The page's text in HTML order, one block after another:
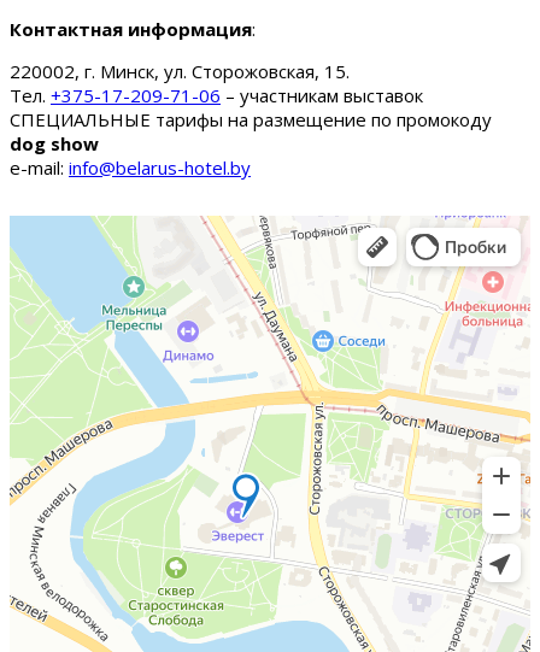
Контактная информация:
220002, г. Минск, ул. Сторожовская, 15.
Тел. +375-17-209-71-06 – участникам выставок
СПЕЦИАЛЬНЫЕ тарифы на размещение по промокоду
dog show
e-mail: info@belarus-hotel.by